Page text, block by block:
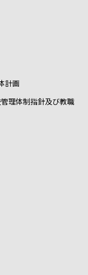
計画
理体制指針及び教職